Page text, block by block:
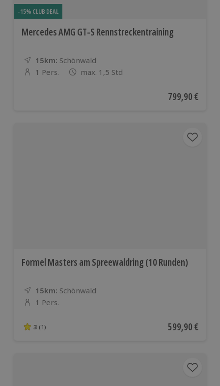
-15% CLUB DEAL
Mercedes AMG GT-S Rennstreckentraining
15km: Entfernung
Standort
Schönwald
Anzahl der Teilnehmer
1 Pers. max. 1,5 Std
Aktueller Preis
799,90 €
Formel Masters am Spreewaldring (10 Runden)
15km: Entfernung
Standort
Schönwald
Anzahl der Teilnehmer
1 Pers.
3 von 5 Sternen basierend auf 1 Bewertungen
3 (1) Aktueller Preis
599,90 €